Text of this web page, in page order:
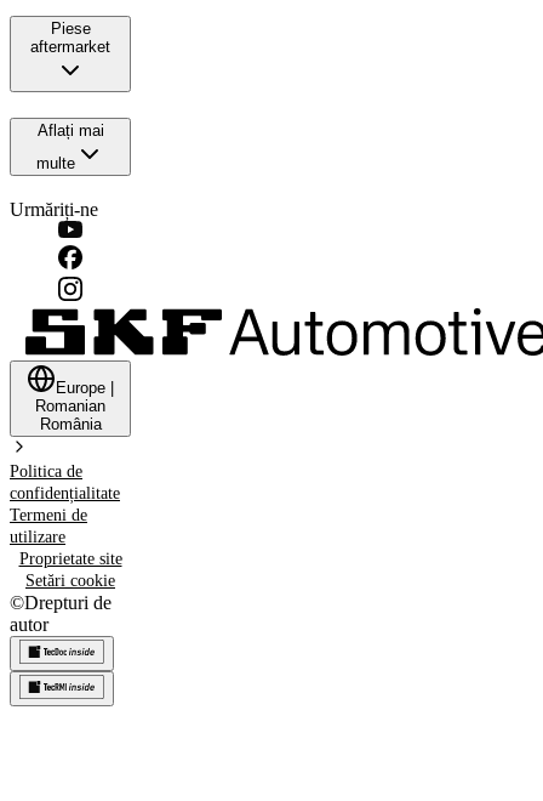
Piese
aftermarket
Aflați mai
multe
Urmăriți-ne
Europe
Romanian
România
Politica de
confidențialitate
Termeni de
utilizare
Proprietate site
Setări cookie
©Drepturi de
autor